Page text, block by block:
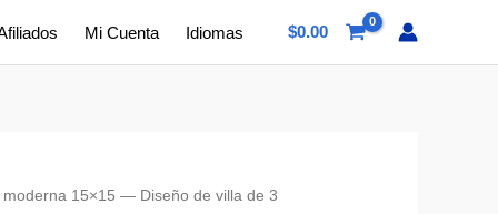
Mi Cuenta Idiomas $0.00
moderna 15×15 — Diseño de villa de 3